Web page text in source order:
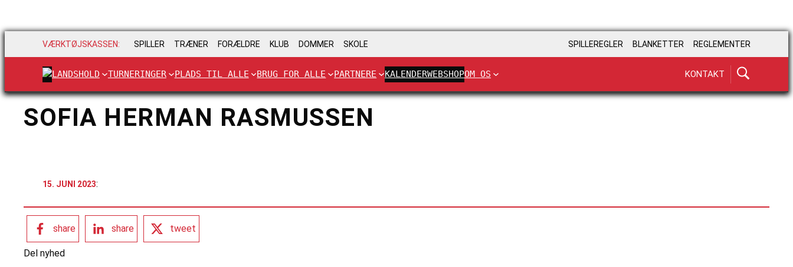
VÆRKTØJSKASSEN: SPILLER TRÆNER FORÆLDRE KLUB DOMMER SKOLE SPILLEREGLER BLANKETTER REGLEMENTER
LANDSHOLD TURNERINGER PLADS TIL ALLE BRUG FOR ALLE PARTNERE KALENDERWEBSHOPOM OS KONTAKT
SOFIA HERMAN RASMUSSEN
15. JUNI 2023:
share share tweet
Del nyhed